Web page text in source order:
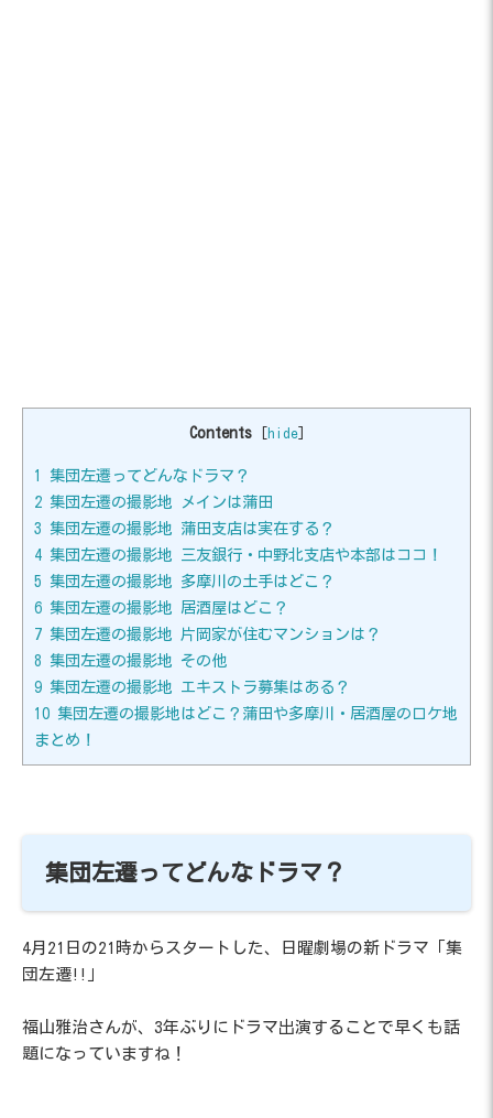
Contents hide]
1
集団左遷ってどんなドラマ？
2 集団左遷の撮影地 メインは蒲田
3 集団左遷の撮影地 蒲田支店は実在する？
4 集団左遷の撮影地 三友銀行・中野北支店や本部はココ！
5 集団左遷の撮影地 多摩川の土手はどこ？
6 集団左遷の撮影地 居酒屋はどこ？
7 集団左遷の撮影地 片岡家が住むマンションは？
8 集団左遷の撮影地 その他
9 集団左遷の撮影地 エキストラ募集はある？
10 集団左遷の撮影地はどこ？蒲田や多摩川・居酒屋のロケ地
まとめ！
集団左遷ってどんなドラマ？
4月21日の21時からスタートした、日曜劇場の新ドラマ「集
団左遷!!」
福山雅治さんが、3年ぶりにドラマ出演することで早くも話
題になっていますね！